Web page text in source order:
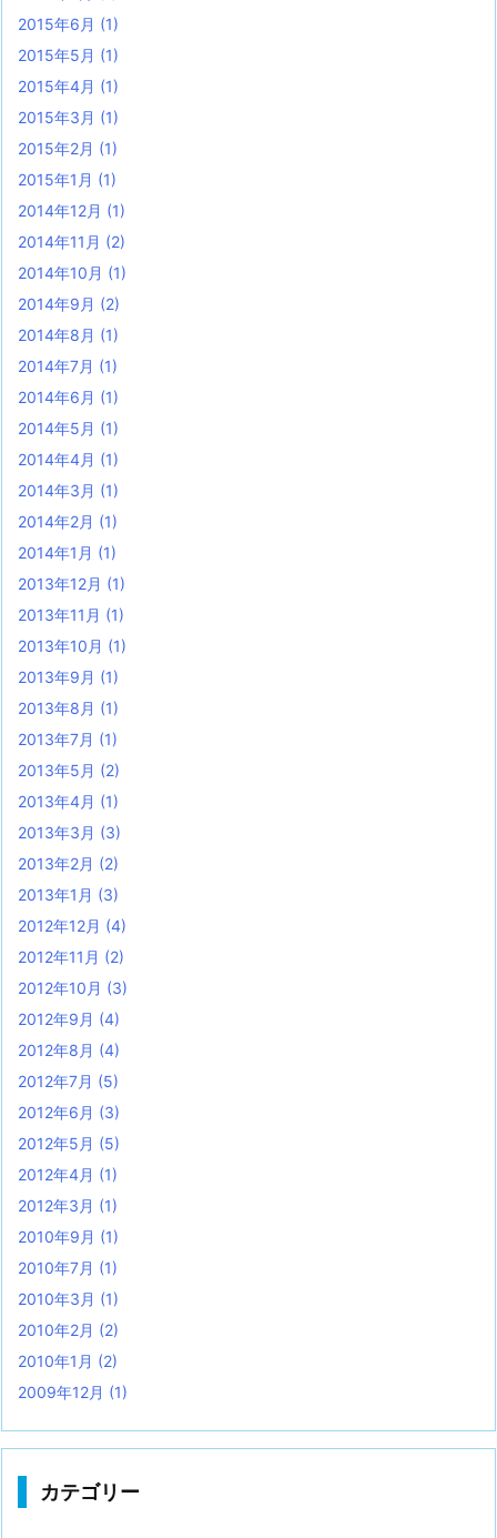
2015年6月 (1)
2015年5月 (1)
2015年4月 (1)
2015年3月 (1)
2015年2月 (1)
2015年1月 (1)
2014年12月 (1)
2014年11月 (2)
2014年10月 (1)
2014年9月 (2)
2014年8月 (1)
2014年7月 (1)
2014年6月 (1)
2014年5月 (1)
2014年4月 (1)
2014年3月 (1)
2014年2月 (1)
2014年1月 (1)
2013年12月 (1)
2013年11月 (1)
2013年10月 (1)
2013年9月 (1)
2013年8月 (1)
2013年7月 (1)
2013年5月 (2)
2013年4月 (1)
2013年3月 (3)
2013年2月 (2)
2013年1月 (3)
2012年12月 (4)
2012年11月 (2)
2012年10月 (3)
2012年9月 (4)
2012年8月 (4)
2012年7月 (5)
2012年6月 (3)
2012年5月 (5)
2012年4月 (1)
2012年3月 (1)
2010年9月 (1)
2010年7月 (1)
2010年3月 (1)
2010年2月 (2)
2010年1月 (2)
2009年12月 (1)
カテゴリー